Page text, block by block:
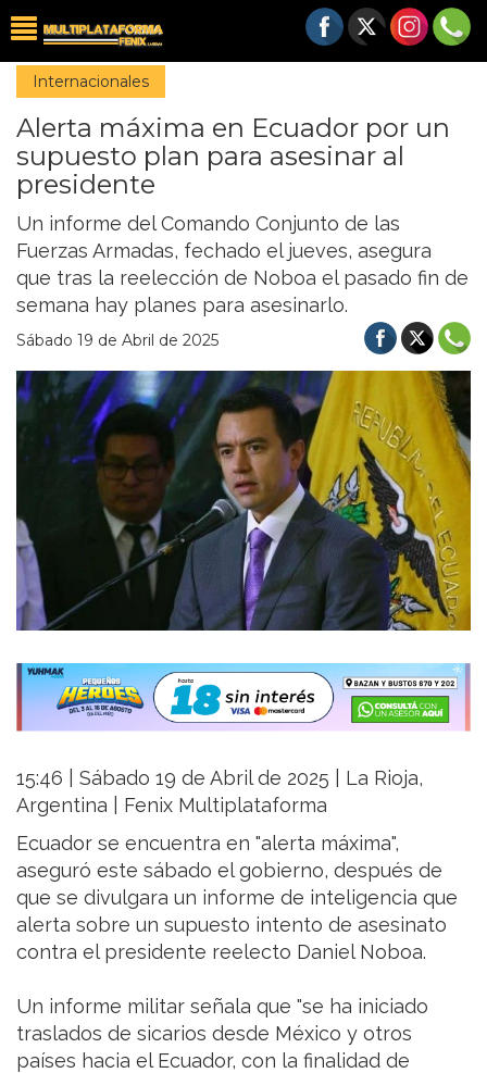
Internacionales
Alerta máxima en Ecuador por un
supuesto plan para asesinar al
presidente
Un informe del Comando Conjunto de las
Fuerzas Armadas, fechado el jueves, asegura
que tras la reelección de Noboa el pasado fin de
semana hay planes para asesinarlo.
Sábado 19 de Abril de 2025
15:46 | Sábado 19 de Abril de 2025 | La Rioja,
Argentina | Fenix Multiplataforma
Ecuador se encuentra en "alerta máxima",
aseguró este sábado el gobierno, después de
que se divulgara un informe de inteligencia que
alerta sobre un supuesto intento de asesinato
contra el presidente reelecto Daniel Noboa.
Un informe militar señala que "se ha iniciado
traslados de sicarios desde México y otros
países hacia el Ecuador, con la finalidad de